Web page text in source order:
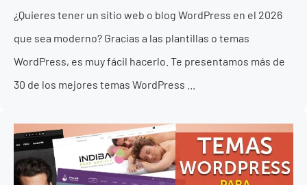
¿Quieres tener un sitio web o blog WordPress en el 2026
que sea moderno? Gracias a las plantillas o temas
WordPress, es muy fácil hacerlo. Te presentamos más de
30 de los mejores temas WordPress ...